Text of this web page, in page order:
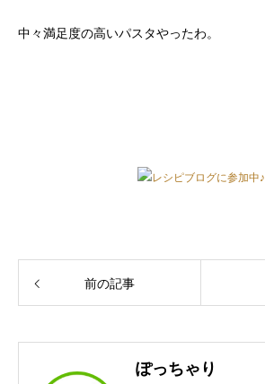
中々満足度の高いパスタやったわ。
レシピブログに参加中♪
前の記事
ぽっちゃり